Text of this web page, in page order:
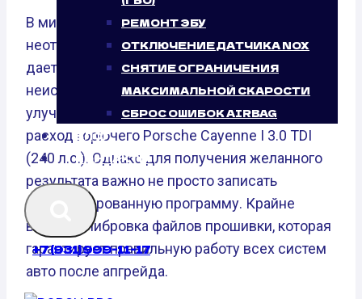
РЕМОНТ ЭБУ
ОТКЛЮЧЕНИЕ ДАТЧИКА NOX
СНЯТИЕ ОГРАНИЧЕНИЯ
МАКСИМАЛЬНОЙ СКАРОСТИ
СБРОС ОШИБОК AIRBAG
БЛОГ
КОНТАКТЫ
+7 (931) 999-11-17
В мире чип-тюнинг автомобилей стал
неотъемлемой частью улучшения авто. Он
дает возможность раскрыть
неиспользованный потенциал мотора,
улучшить характеристики динамики и снизить
расход горючего Porsche Cayenne I 3.0 TDI
(240 л.с.). Однако для получения желанного
результата важно не просто записать
модифицированную программу. Крайне
важна калибровка файлов прошивки, которая
гарантирует правильную работу всех систем
авто после апгрейда.